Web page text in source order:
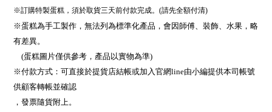
※訂購特製蛋糕，須於取貨三天前付款完成。(請先全額付清)
※蛋糕為手工製作，無法列為標準化產品，會因師傅、裝飾、水果，略
有差異。
(蛋糕圖片僅供參考，產品以實物為準)
※付款方式：可直接於提貨店結帳或加入官網line由小編提供本司帳號
供顧客轉帳並確認
，發票隨貨附上。